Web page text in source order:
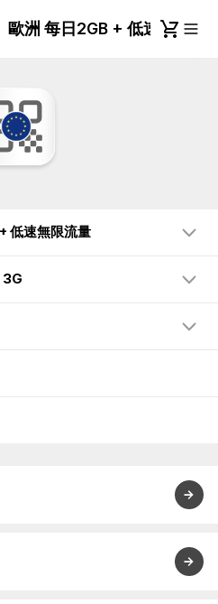
歐洲 每日2GB + 低速無限
低速無限流量
3G